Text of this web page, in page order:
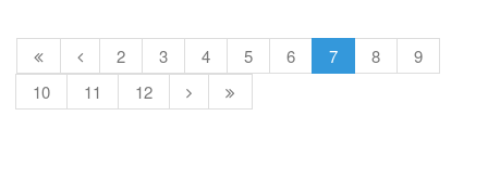
2 3 4 5 6 7 8
9
10
11 12